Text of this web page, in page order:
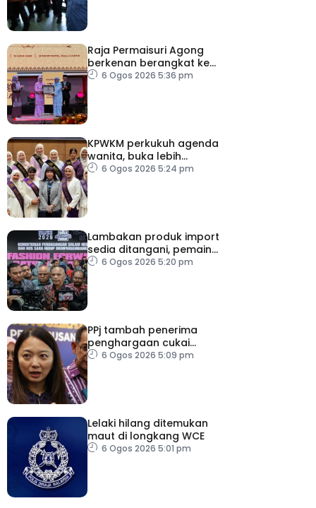
Raja Permaisuri Agong
berkenan berangkat ke
Majlis Anugerah Sastera
6 Ogos 2026 5:36 pm
KPWKM perkukuh agenda
wanita, buka lebih
banyak peluang
6 Ogos 2026 5:24 pm
Lambakan produk import
sedia ditangani, pemain
industri tempatan
6 Ogos 2026 5:20 pm
PPj tambah penerima
penghargaan cukai
taksiran
6 Ogos 2026 5:09 pm
Lelaki hilang ditemukan
maut di longkang WCE
6 Ogos 2026 5:01 pm